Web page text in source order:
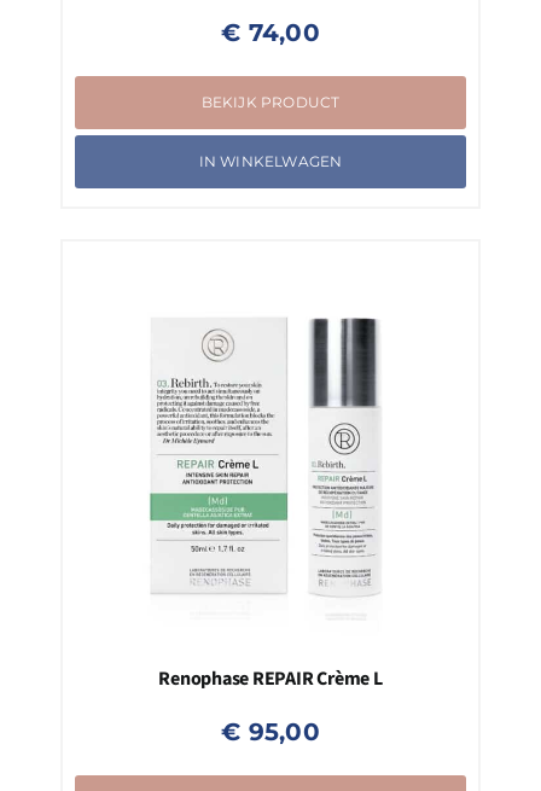
€ 74,00
BEKIJK PRODUCT
IN WINKELWAGEN
Renophase REPAIR Crème L
€ 95,00